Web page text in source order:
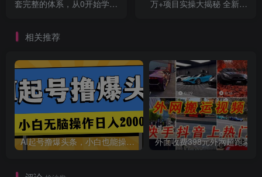
套完整的体系，从0开始学习
万+项目实操大揭秘 全新教
相关推荐
AI起号撸爆头条，小白也能操作，日入2000+